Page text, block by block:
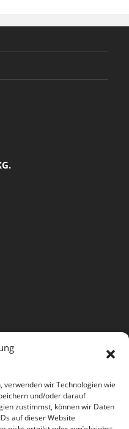
verwenden wir Technologien wie
und/oder darauf
zustimmst, können wir Daten
auf dieser Website